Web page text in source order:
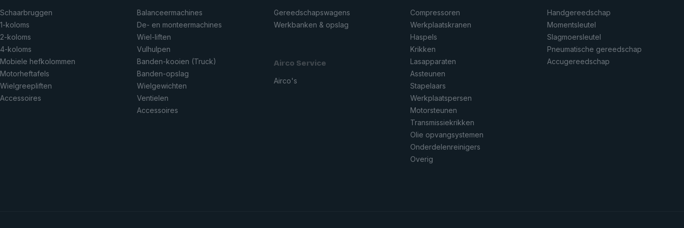
Schaarbruggen
1-koloms
2-koloms
4-koloms
Mobiele hefkolommen
Motorheftafels
Wielgreepliften
Accessoires
Balanceermachines
De- en monteermachines
Wiel-liften
Vulhulpen
Banden-kooien (Truck)
Banden-opslag
Wielgewichten
Ventielen
Accessoires
Gereedschapswagens
Werkbanken & opslag
Airco Service
Airco's
Compressoren
Werkplaatskranen
Haspels
Krikken
Lasapparaten
Assteunen
Stapelaars
Werkplaatspersen
Motorsteunen
Transmissiekrikken
Olie opvangsystemen
Onderdelenreinigers
Overig
Handgereedschap
Momentsleutel
Slagmoersleutel
Pneumatische gereedschap
Accugereedschap